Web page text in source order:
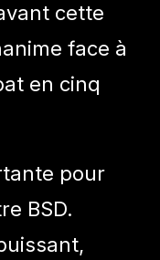
cette
face à
en cinq
pour
BSD.